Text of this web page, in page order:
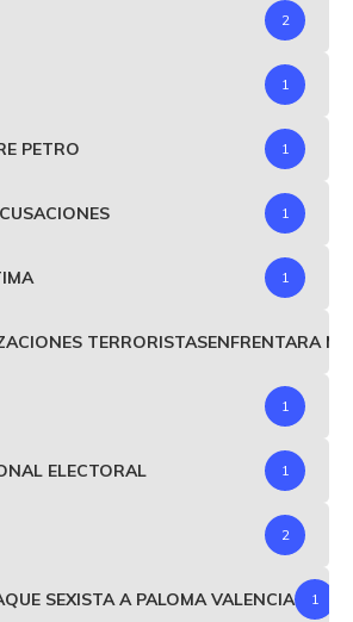
2
1
PETRO 1
1
1
TERRORISTASENFRENTARA
1
ELECTORAL 1
2
SEXISTA A PALOMA VALENCIA 1